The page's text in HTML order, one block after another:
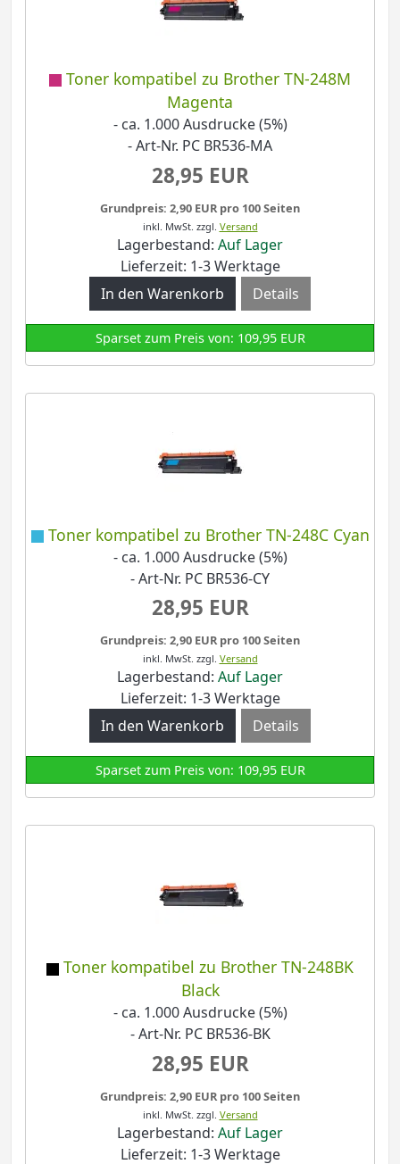
Toner kompatibel zu Brother TN-248M
Magenta
- ca. 1.000 Ausdrucke (5%)
- Art-Nr. PC BR536-MA
28,95 EUR
Grundpreis: 2,90 EUR pro 100 Seiten
inkl. MwSt. zzgl. Versand
Lagerbestand: Auf Lager
Lieferzeit: 1-3 Werktage
Details
Sparset zum Preis von: 109,95 EUR
Toner kompatibel zu Brother TN-248C Cyan
- ca. 1.000 Ausdrucke (5%)
- Art-Nr. PC BR536-CY
28,95 EUR
Grundpreis: 2,90 EUR pro 100 Seiten
inkl. MwSt. zzgl. Versand
Lagerbestand: Auf Lager
Lieferzeit: 1-3 Werktage
Details
Sparset zum Preis von: 109,95 EUR
Toner kompatibel zu Brother TN-248BK
Black
- ca. 1.000 Ausdrucke (5%)
- Art-Nr. PC BR536-BK
28,95 EUR
Grundpreis: 2,90 EUR pro 100 Seiten
inkl. MwSt. zzgl. Versand
Lagerbestand: Auf Lager
Lieferzeit: 1-3 Werktage